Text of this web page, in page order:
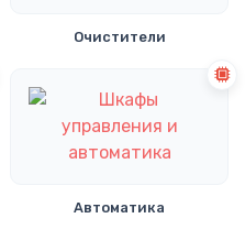
Очистители
Автоматика